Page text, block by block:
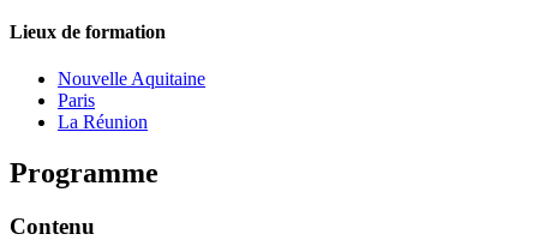
Lieux de formation
Nouvelle Aquitaine
Paris
La Réunion
Programme
Contenu